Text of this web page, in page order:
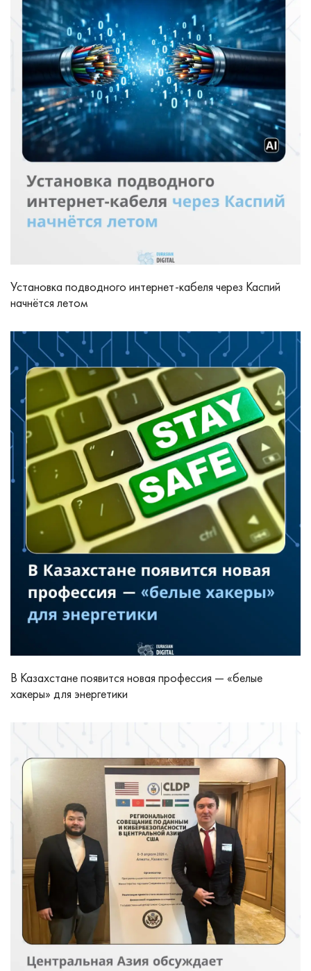
Установка подводного интернет‑кабеля через Каспий
начнётся летом
В Казахстане появится новая профессия — «белые
хакеры» для энергетики